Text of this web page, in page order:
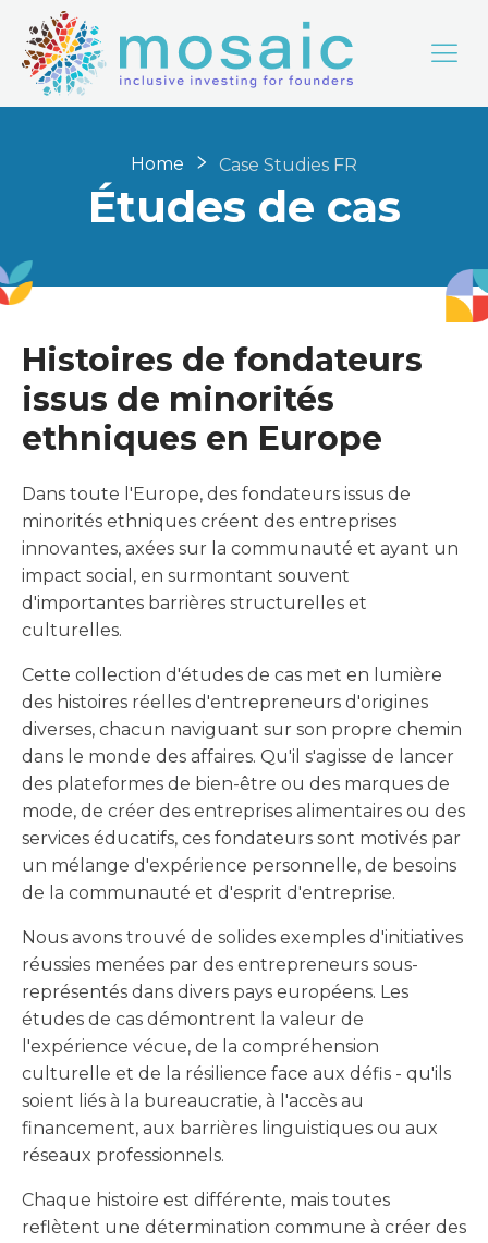
Home Case Studies FR
Études de cas
Histoires de fondateurs
issus de minorités
ethniques en Europe
Dans toute l'Europe, des fondateurs issus de
minorités ethniques créent des entreprises
innovantes, axées sur la communauté et ayant un
impact social, en surmontant souvent
d'importantes barrières structurelles et
culturelles.
Cette collection d'études de cas met en lumière
des histoires réelles d'entrepreneurs d'origines
diverses, chacun naviguant sur son propre chemin
dans le monde des affaires. Qu'il s'agisse de lancer
des plateformes de bien-être ou des marques de
mode, de créer des entreprises alimentaires ou des
services éducatifs, ces fondateurs sont motivés par
un mélange d'expérience personnelle, de besoins
de la communauté et d'esprit d'entreprise.
Nous avons trouvé de solides exemples d'initiatives
réussies menées par des entrepreneurs sous-
représentés dans divers pays européens. Les
études de cas démontrent la valeur de
l'expérience vécue, de la compréhension
culturelle et de la résilience face aux défis - qu'ils
soient liés à la bureaucratie, à l'accès au
financement, aux barrières linguistiques ou aux
réseaux professionnels.
Chaque histoire est différente, mais toutes
reflètent une détermination commune à créer des